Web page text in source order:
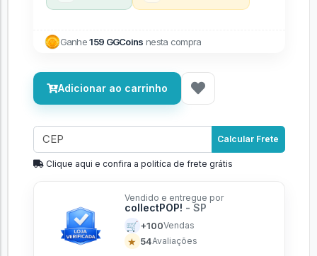
Ganhe159 GGCoins nesta compra
Adicionar ao carrinho
Calcular Frete
Clique aqui e confira a politíca de frete grátis
Vendido e entregue por
collectPOP! - SP
🛒 +100Vendas
★ 54Avaliações